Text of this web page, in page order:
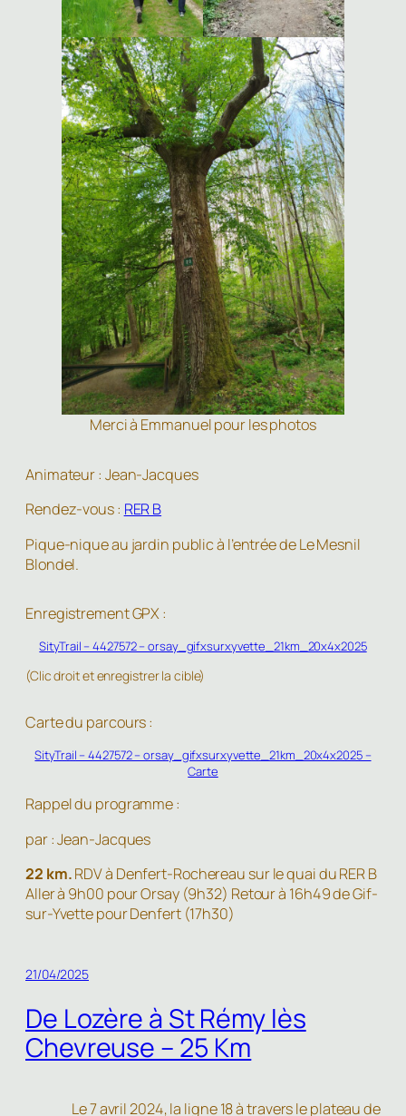
Merci à Emmanuel pour les photos
Animateur : Jean-Jacques
Rendez-vous : RER B
Pique-nique au jardin public à l’entrée de Le Mesnil
Blondel.
Enregistrement GPX :
SityTrail – 4427572 – orsay_gifxsurxyvette_21km_20x4x2025
(Clic droit et enregistrer la cible)
Carte du parcours :
SityTrail – 4427572 – orsay_gifxsurxyvette_21km_20x4x2025 –
Carte
Rappel du programme :
par : Jean-Jacques
22 km.RDV à Denfert-Rochereau sur le quai du RER B
Aller à 9h00 pour Orsay (9h32) Retour à 16h49 de Gif-
sur-Yvette pour Denfert (17h30)
21/04/2025
De Lozère à St Rémy lès
Chevreuse – 25 Km
Le 7 avril 2024, la ligne 18 à travers le plateau de